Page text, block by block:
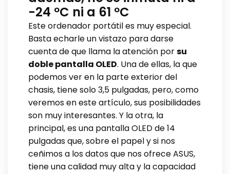
-24 ºC ni a 61 ºC
Este ordenador portátil es muy especial.
Basta echarle un vistazo para darse
cuenta de que llama la atención porsu
doble pantalla OLED. Una de ellas, la que
podemos ver en la parte exterior del
chasis, tiene solo 3,5 pulgadas, pero, como
veremos en este artículo, sus posibilidades
son muy interesantes. Y la otra, la
principal, es una pantalla OLED de 14
pulgadas que, sobre el papel y si nos
ceñimos a los datos que nos ofrece ASUS,
tiene una calidad muy alta y la capacidad